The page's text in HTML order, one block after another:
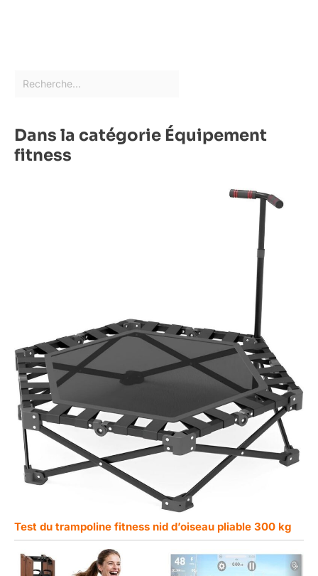
Dans la catégorie Équipement
fitness
Test du trampoline fitness nid d’oiseau pliable 300 kg